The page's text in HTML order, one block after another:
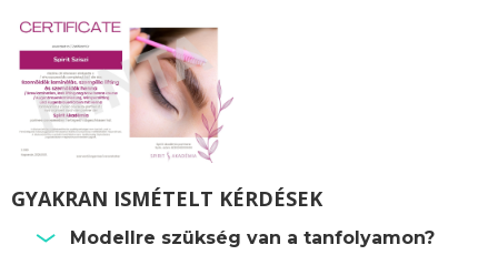
GYAKRAN ISMÉTELT KÉRDÉSEK
Modellre szükség van a tanfolyamon?